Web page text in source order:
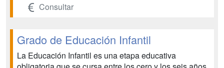
Consultar
Grado de Educación Infantil
La Educación Infantil es una etapa educativa